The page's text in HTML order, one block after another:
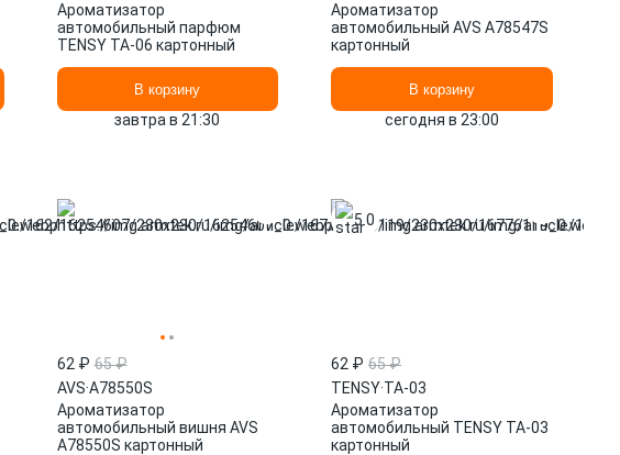
Ароматизатор
автомобильный парфюм
TENSY TA-06 картонный
В корзину
завтра в 21:30
Ароматизатор
автомобильный AVS A78547S
картонный
В корзину
сегодня в 23:00
62 ₽ 65 ₽
AVS·A78550S
Ароматизатор
автомобильный вишня AVS
A78550S картонный
5.0
62 ₽ 65 ₽
TENSY·TA-03
Ароматизатор
автомобильный TENSY TA-03
картонный